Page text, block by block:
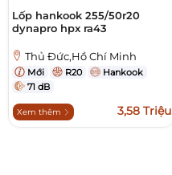
Lốp hankook 255/50r20
dynapro hpx ra43
Thủ Đức,Hồ Chí Minh
Mới R20
Hankook
71 dB
Xem thêm 3,58 Triệu